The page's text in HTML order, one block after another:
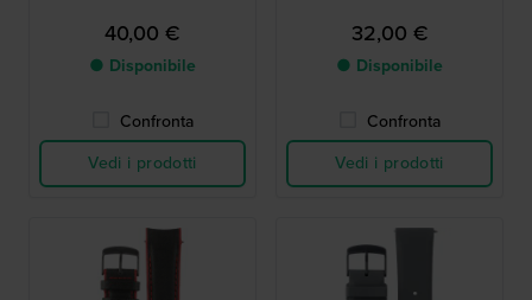
40,00 €
● Disponibile
Confronta
Vedi i prodotti
32,00 €
● Disponibile
Confronta
Vedi i prodotti